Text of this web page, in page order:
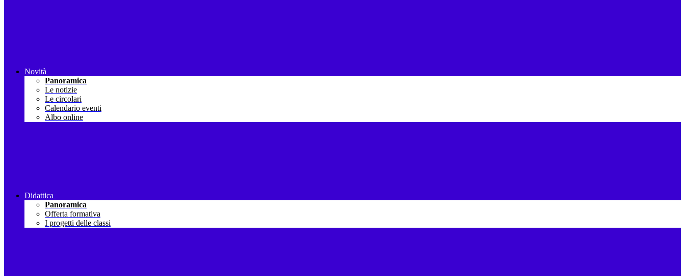
Novità
Panoramica
Le notizie
Le circolari
Calendario eventi
Albo online
Didattica
Panoramica
Offerta formativa
I progetti delle classi